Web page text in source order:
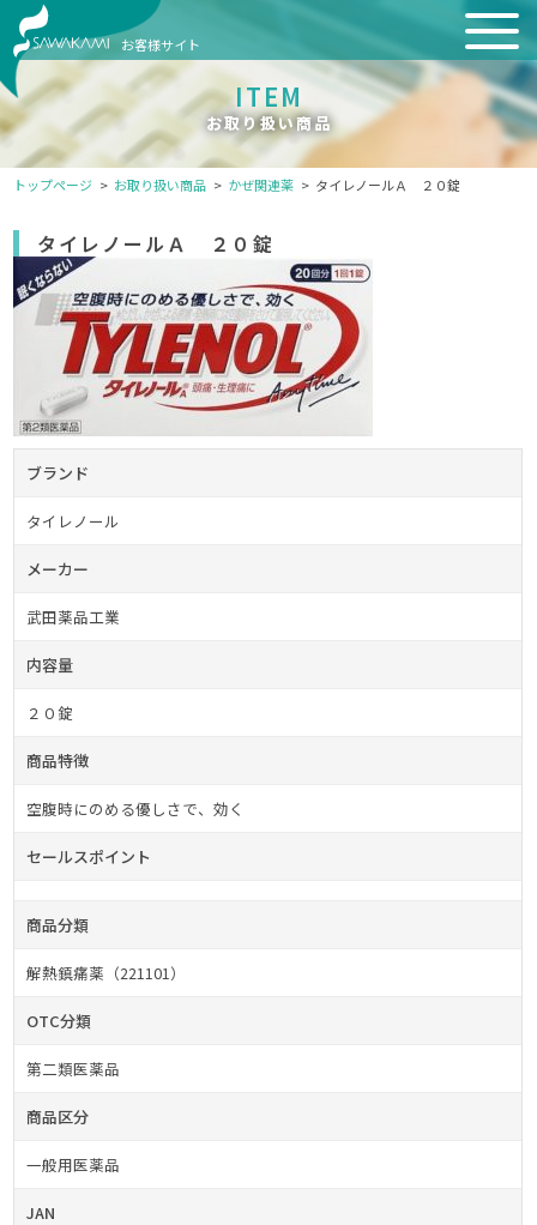
お客様サイト
ITEM
お取り扱い商品
トップページ お取り扱い商品 かぜ関連薬 タイレノールＡ ２０錠
タイレノールＡ ２０錠
ブランド
タイレノール
メーカー
武田薬品工業
内容量
２０錠
商品特徴
空腹時にのめる優しさで、効く
セールスポイント
商品分類
解熱鎮痛薬（221101）
OTC分類
第二類医薬品
商品区分
一般用医薬品
JAN